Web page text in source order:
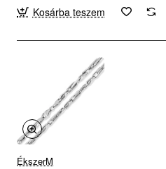
Kosárba teszem
ÉkszerM